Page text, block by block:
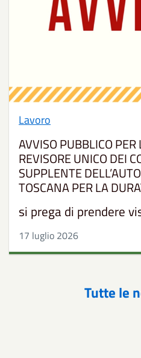
Lavoro
AVVISO PUBBLICO
REVISORE UNICO DEI
SUPPLENTE
TOSCANA PER LA
si prega di prendere
17 luglio 2026
Tutte le